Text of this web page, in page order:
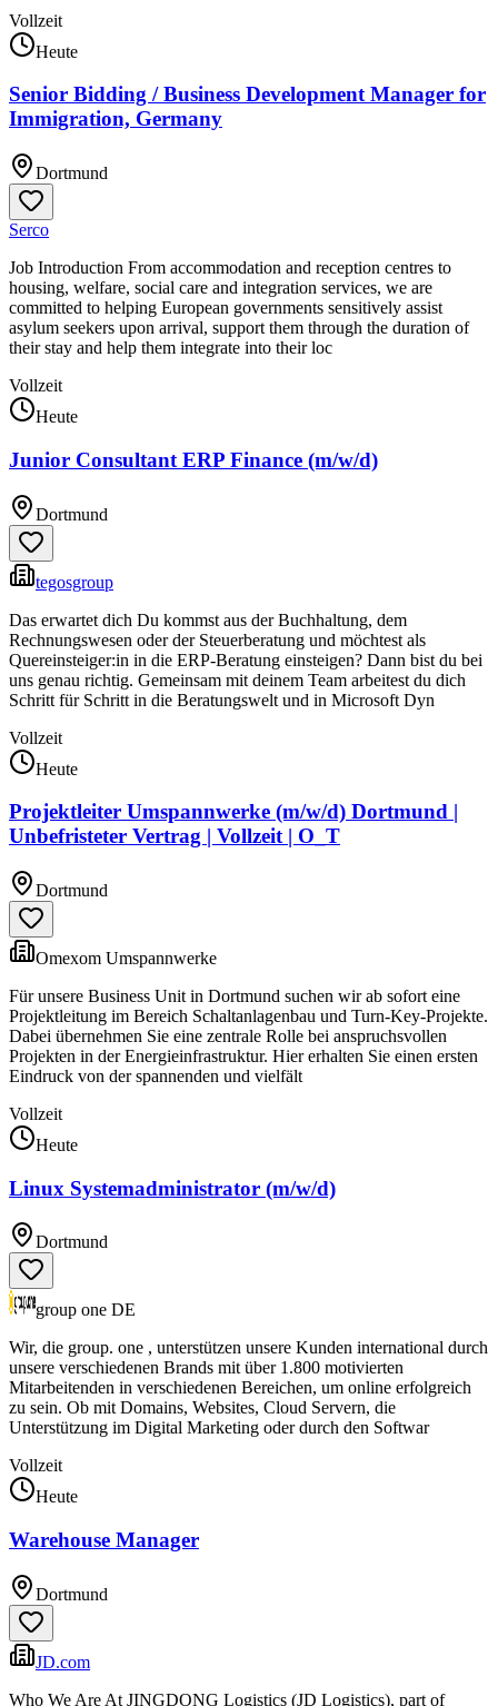
Vollzeit
Heute
Senior Bidding / Business Development Manager for
Immigration, Germany
Dortmund
Serco
Job Introduction From accommodation and reception centres to
housing, welfare, social care and integration services, we are
committed to helping European governments sensitively assist
asylum seekers upon arrival, support them through the duration of
their stay and help them integrate into their loc
Vollzeit
Heute
Junior Consultant ERP Finance (m/w/d)
Dortmund
tegosgroup
Das erwartet dich Du kommst aus der Buchhaltung, dem
Rechnungswesen oder der Steuerberatung und möchtest als
Quereinsteiger:in in die ERP-Beratung einsteigen? Dann bist du bei
uns genau richtig. Gemeinsam mit deinem Team arbeitest du dich
Schritt für Schritt in die Beratungswelt und in Microsoft Dyn
Vollzeit
Heute
Projektleiter Umspannwerke (m/w/d) Dortmund |
Unbefristeter Vertrag | Vollzeit | O_T
Dortmund
Omexom Umspannwerke
Für unsere Business Unit in Dortmund suchen wir ab sofort eine
Projektleitung im Bereich Schaltanlagenbau und Turn-Key-Projekte.
Dabei übernehmen Sie eine zentrale Rolle bei anspruchsvollen
Projekten in der Energieinfrastruktur. Hier erhalten Sie einen ersten
Eindruck von der spannenden und vielfält
Vollzeit
Heute
Linux Systemadministrator (m/w/d)
Dortmund
group one DE
Wir, die group. one , unterstützen unsere Kunden international durch
unsere verschiedenen Brands mit über 1.800 motivierten
Mitarbeitenden in verschiedenen Bereichen, um online erfolgreich
zu sein. Ob mit Domains, Websites, Cloud Servern, die
Unterstützung im Digital Marketing oder durch den Softwar
Vollzeit
Heute
Warehouse Manager
Dortmund
JD.com
Who We Are At JINGDONG Logistics (JD Logistics), part of